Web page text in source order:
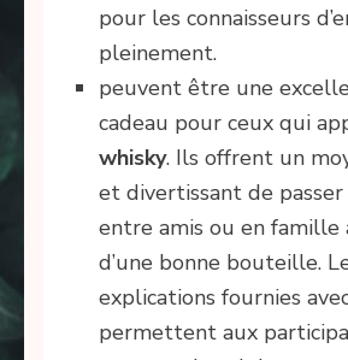
pour les connaisseurs
pleinement.
peuvent être une
cadeau pour ceux qui
whisky. Ils offrent un
et divertissant de
entre amis ou en
d’une bonne bouteille.
explications fournies
permettent aux